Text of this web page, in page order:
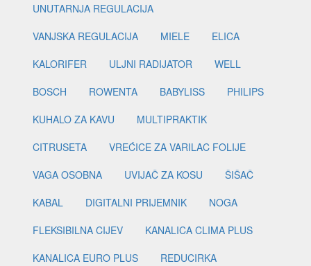
UNUTARNJA REGULACIJA
VANJSKA REGULACIJA
MIELE
ELICA
KALORIFER
ULJNI RADIJATOR
WELL
BOSCH
ROWENTA BABYLISS
PHILIPS
KUHALO ZA KAVU
MULTIPRAKTIK
CITRUSETA
VREĆICE ZA VARILAC FOLIJE
VAGA OSOBNA
UVIJAČ ZA KOSU
ŠIŠAČ
KABAL
DIGITALNI PRIJEMNIK
NOGA
FLEKSIBILNA CIJEV
KANALICA CLIMA PLUS
KANALICA EURO PLUS
REDUCIRKA